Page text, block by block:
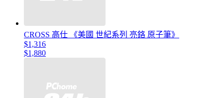
CROSS 高仕 《美國 世紀系列 亮鉻 原子筆》
$1,316
$1,880